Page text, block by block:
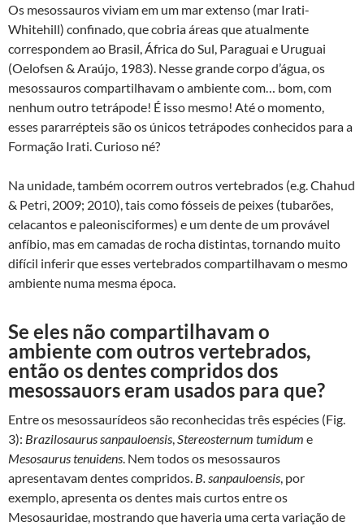
Os mesossauros viviam em um mar extenso (mar Irati-
Whitehill) confinado, que cobria áreas que atualmente
correspondem ao Brasil, África do Sul, Paraguai e Uruguai
(Oelofsen & Araújo, 1983). Nesse grande corpo d’água, os
mesossauros compartilhavam o ambiente com… bom, com
nenhum outro tetrápode! É isso mesmo! Até o momento,
esses pararrépteis são os únicos tetrápodes conhecidos para a
Formação Irati. Curioso né?
Na unidade, também ocorrem outros vertebrados (e.g. Chahud
& Petri, 2009; 2010), tais como fósseis de peixes (tubarões,
celacantos e paleonisciformes) e um dente de um provável
anfíbio, mas em camadas de rocha distintas, tornando muito
difícil inferir que esses vertebrados compartilhavam o mesmo
ambiente numa mesma época.
Se eles não compartilhavam o
ambiente com outros vertebrados,
então os dentes compridos dos
mesossauors eram usados para que?
Entre os mesossaurídeos são reconhecidas três espécies (Fig.
3): Brazilosaurus sanpauloensis Stereosternum tumidum e
Mesosaurus tenuidens . Nem todos os mesossauros
apresentavam dentes compridos. B. sanpauloensis , por
exemplo, apresenta os dentes mais curtos entre os
Mesosauridae, mostrando que haveria uma certa variação de